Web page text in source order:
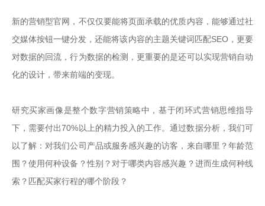
新的营销型官网，不仅仅要能将页面承载的优质内容，能够通过社
交媒体按钮一键分发，还能将该内容的主题关键词匹配SEO，更要
对数据的回流，行为数据的检测，更重要的是还可以实现营销自动
化的设计，带来前端的变现。
研究买家画像是整个数字营销策略中，基于闭环式营销思维指导
下，需要付出70%以上的精力投入的工作。通过数据分析，我们可
以了解：对我们公司产品或服务感兴趣的访客，来自哪里？年龄范
围？使用何种设备？性别？对于哪类内容感兴趣？进而生成何种线
索？匹配买家行程的哪个阶段？